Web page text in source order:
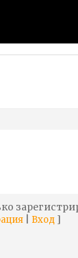
Вход ]